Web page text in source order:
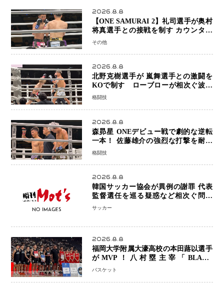
2026.8.8
【ONE SAMURAI 2】礼司選手が奥村
将真選手との接戦を制す カウンター
と正確な打撃で判定勝利
その他
2026.8.8
北野克樹選手が 嵐舞選手との激闘を
KOで制す ローブローが相次ぐ波乱
の展開…涙の勝利「生まれてくる娘の
格闘技
2026.8.8
森昴星 ONEデビュー戦で劇的な逆転
一本！ 佐藤雄介の強烈な打撃を耐え
抜き、リアネイキッドチョークで勝利
格闘技
2026.8.8
韓国サッカー協会が異例の謝罪 代表
監督選任を巡る疑惑など相次ぐ問題
「組織の刷新」誓う
サッカー
2026.8.8
福岡大学附属大濠高校の本田蕗以選手
がMVP！八村塁主宰「BLACK
SAMURAI SUMMIT 2026」で存在
なった」
バスケット